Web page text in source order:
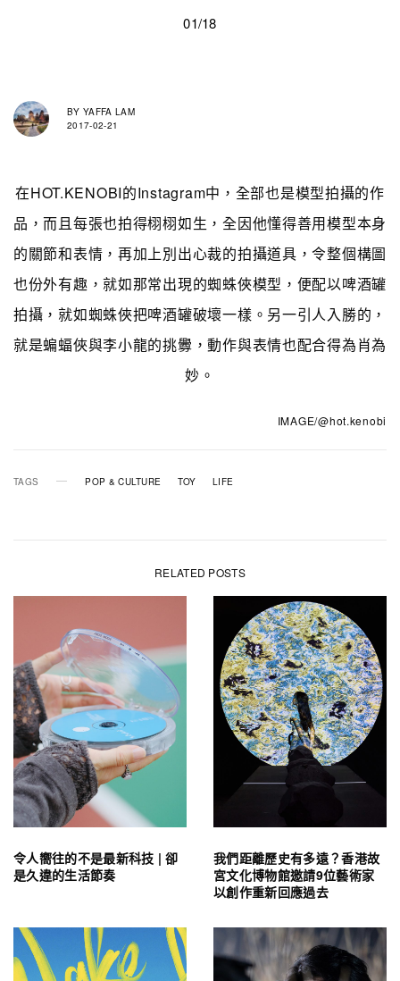
01/18
BY YAFFA LAM
2017-02-21
在HOT.KENOBI的Instagram中，全部也是模型拍攝的作
品，而且每張也拍得栩栩如生，全因他懂得善用模型本身
的關節和表情，再加上別出心裁的拍攝道具，令整個構圖
也份外有趣，就如那常出現的蜘蛛俠模型，便配以啤酒罐
拍攝，就如蜘蛛俠把啤酒罐破壞一樣。另一引人入勝的，
就是蝙蝠俠與李小龍的挑釁，動作與表情也配合得為肖為
妙。
IMAGE/@hot.kenobi
TAGS POP & CULTURE TOY LIFE
RELATED POSTS
令人嚮往的不是最新科技 | 卻
是久違的生活節奏
我們距離歷史有多遠？香港故
宮文化博物館邀請9位藝術家
以創作重新回應過去